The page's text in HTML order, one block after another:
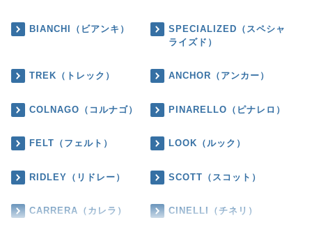
BIANCHI（ビアンキ）
SPECIALIZED（スペシャ
ライズド）
TREK（トレック） ANCHOR（アンカー）
COLNAGO（コルナゴ） PINARELLO（ピナレロ）
FELT（フェルト） LOOK（ルック）
RIDLEY（リドレー） SCOTT（スコット）
CARRERA（カレラ） CINELLI（チネリ）